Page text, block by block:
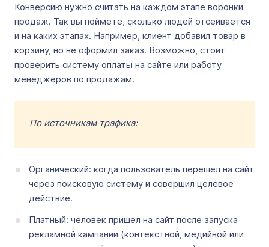
Конверсию нужно считать на каждом этапе воронки
продаж. Так вы поймете, сколько людей отсеивается
и на каких этапах. Например, клиент добавил товар в
корзину, но не оформил заказ. Возможно, стоит
проверить систему оплаты на сайте или работу
менеджеров по продажам.
По источникам трафика:
Органический: когда пользователь перешел на сайт
через поисковую систему и совершил целевое
действие.
Платный: человек пришел на сайт после запуска
рекламной кампании (контекстной, медийной или